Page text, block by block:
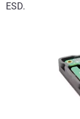
ESD.